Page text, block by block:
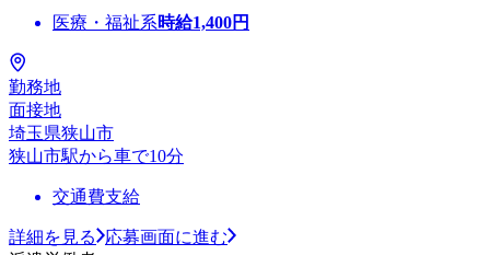
医療・福祉系時給1,400円
勤務地
面接地
埼玉県狭山市
狭山市駅から車で10分
交通費支給
詳細を見る
応募画面に進む